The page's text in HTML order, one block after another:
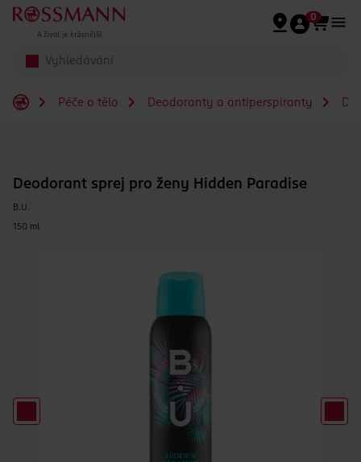
Přeskočit na hlavmní obsah
0
Péče o tělo Deodoranty a antiperspiranty
Deodorant sprej pro ženy Hidden Paradise
B.U.
150 ml